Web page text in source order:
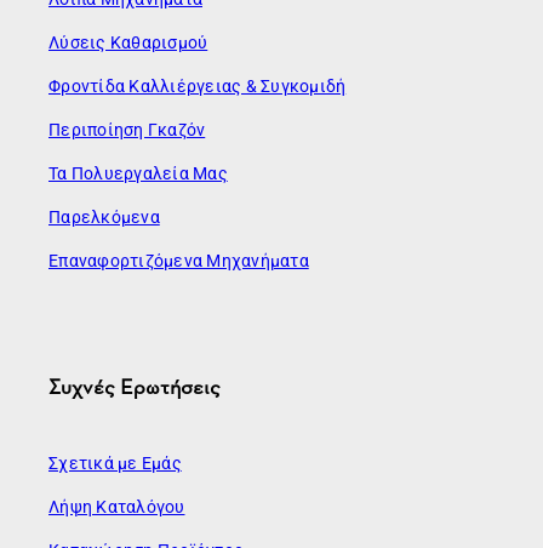
Λύσεις Καθαρισμού
Φροντίδα Καλλιέργειας & Συγκομιδή
Περιποίηση Γκαζόν
Τα Πολυεργαλεία Μας
Παρελκόμενα
Επαναφορτιζόμενα Μηχανήματα
Συχνές Ερωτήσεις
Σχετικά με Εμάς
Λήψη Καταλόγου